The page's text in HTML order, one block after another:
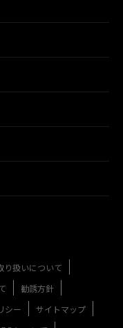
り扱いについて
勧誘方針
シー
サイトマップ